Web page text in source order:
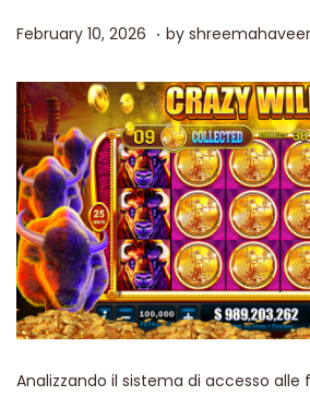
Posted on
February 10, 2026 J
l
y
1
6
,
2
0
2
6
. by
Analizzando il sistema di accesso alle